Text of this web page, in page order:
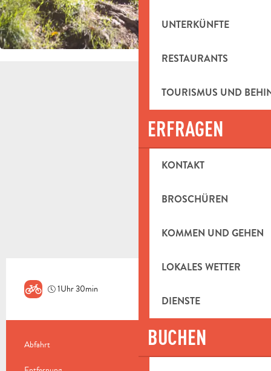
UNTERKÜNFTE
RESTAURANTS
TOURISMUS UND
ERFRAGEN
KONTAKT
BROSCHÜREN
KOMMEN UND GEHEN
LOKALES WETTER
DIENSTE
BUCHEN
1Uhr 30min
PRAKTISCHE INFORMATIONEN
Abfahrt Saint-Zacharie